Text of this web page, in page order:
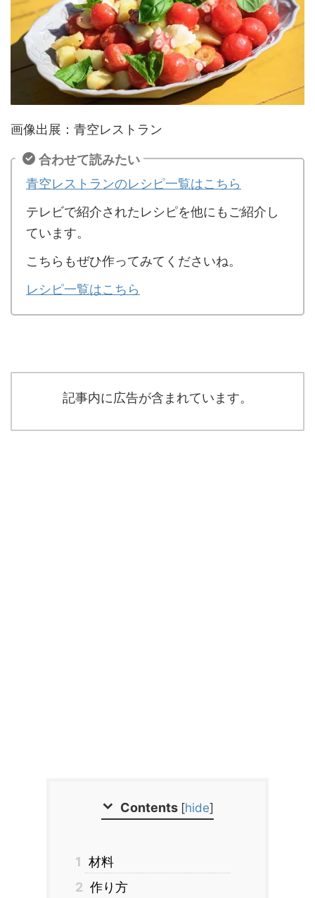
画像出展：青空レストラン
合わせて読みたい
青空レストランのレシピ一覧はこちら
テレビで紹介されたレシピを他にもご紹介し
ています。
こちらもぜひ作ってみてくださいね。
レシピ一覧はこちら
記事内に広告が含まれています。
Contents [hide]
1 材料
2 作り方